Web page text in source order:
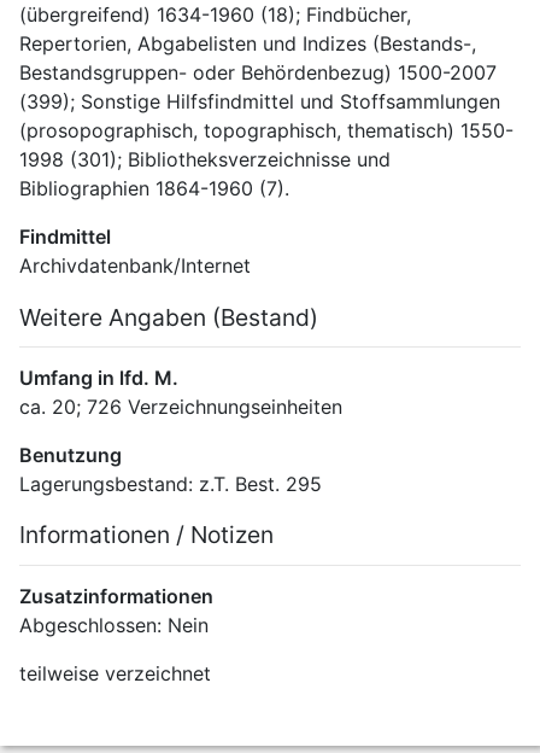
(übergreifend) 1634-1960 (18); Findbücher,
Repertorien, Abgabelisten und Indizes (Bestands-,
Bestandsgruppen- oder Behördenbezug) 1500-2007
(399); Sonstige Hilfsfindmittel und Stoffsammlungen
(prosopographisch, topographisch, thematisch) 1550-
1998 (301); Bibliotheksverzeichnisse und
Bibliographien 1864-1960 (7).
Findmittel
Archivdatenbank/Internet
Weitere Angaben (Bestand)
Umfang in lfd. M.
ca. 20; 726 Verzeichnungseinheiten
Benutzung
Lagerungsbestand: z.T. Best. 295
Informationen / Notizen
Zusatzinformationen
Abgeschlossen: Nein
teilweise verzeichnet